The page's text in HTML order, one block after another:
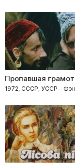
Пропавшая
1972, СССР, УССР –